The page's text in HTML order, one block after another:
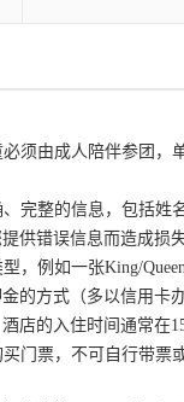
须由成人陪伴参团
完整的信息，包括
供错误信息而造成损
，例如一张King/
的方式（多以信用卡
店的入住时间通常在
门票，不可自行带票